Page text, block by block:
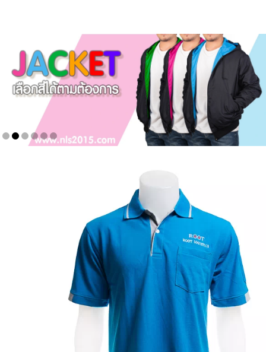
หน้าแรก
ติดต่อเรา
รายการโปรด
โปรแกรมออกแบบยูนิฟอร์ม